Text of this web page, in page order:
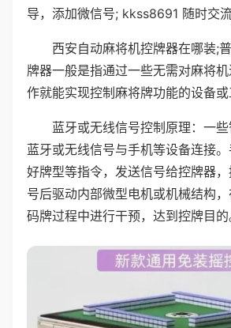
导，添加微信号; kkss8691 随时交流
西安自动麻将机控牌器在哪装;
牌器一般是指通过一些无需对麻将
作就能实现控制麻将牌功能的设备或
蓝牙或无线信号控制原理：一
蓝牙或无线信号与手机等设备连接
好牌型等指令，发送信号给控牌器
号后驱动内部微型电机或机械结构，
码牌过程中进行干预，达到控牌目的